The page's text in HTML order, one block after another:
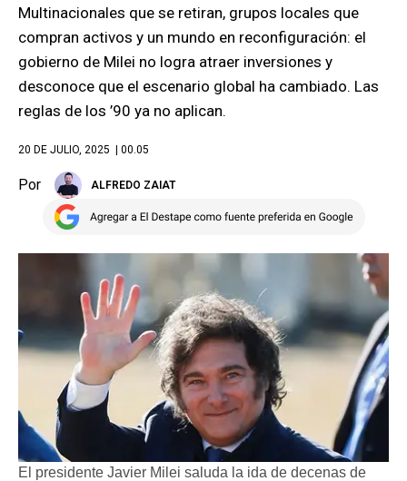
Multinacionales que se retiran, grupos locales que
compran activos y un mundo en reconfiguración: el
gobierno de Milei no logra atraer inversiones y
desconoce que el escenario global ha cambiado. Las
reglas de los ’90 ya no aplican.
20 DE JULIO, 2025 | 00.05
Por ALFREDO ZAIAT
El presidente Javier Milei saluda la ida de decenas de